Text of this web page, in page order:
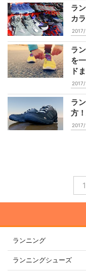
ラ
カ
ラ
を
ド
ラ
方
1
ランニング
ランニングシューズ